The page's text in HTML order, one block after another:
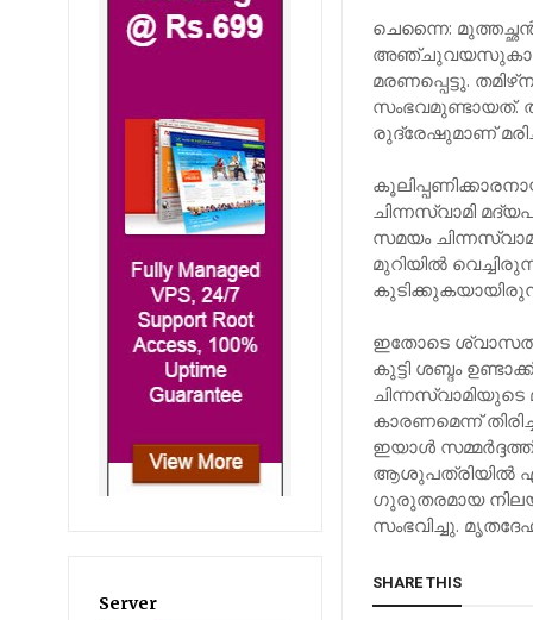
Server
ചെന്നൈ: മുത്തച്ഛന്‍
അഞ്ചുവയസുകാരന്‍
മരണപ്പെട്ടു.
സംഭവമുണ്ടായത്.
രുദ്രേഷുമാണ്
ചിന്നസ്വാമി
സമയം
മുറിയില്‍
ഇതോടെ
കുട്ടി ശബ്ദം
കാരണമെന്ന്
ഇയാള്‍
ആശുപത്രിയില്‍
ഗുരുതരമായ
സംഭവിച്ചു.
SHARE THIS